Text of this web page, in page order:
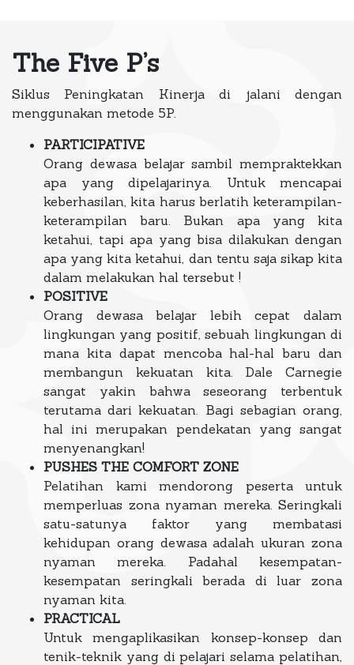
The Five P’s
Siklus Peningkatan Kinerja di jalani dengan
menggunakan metode 5P.
PARTICIPATIVE
Orang dewasa belajar sambil mempraktekkan
apa yang dipelajarinya. Untuk mencapai
keberhasilan, kita harus berlatih keterampilan-
keterampilan baru. Bukan apa yang kita
ketahui, tapi apa yang bisa dilakukan dengan
apa yang kita ketahui, dan tentu saja sikap kita
dalam melakukan hal tersebut !
POSITIVE
Orang dewasa belajar lebih cepat dalam
lingkungan yang positif, sebuah lingkungan di
mana kita dapat mencoba hal-hal baru dan
membangun kekuatan kita. Dale Carnegie
sangat yakin bahwa seseorang terbentuk
terutama dari kekuatan. Bagi sebagian orang,
hal ini merupakan pendekatan yang sangat
menyenangkan!
PUSHES THE COMFORT ZONE
Pelatihan kami mendorong peserta untuk
memperluas zona nyaman mereka. Seringkali
satu-satunya faktor yang membatasi
kehidupan orang dewasa adalah ukuran zona
nyaman mereka. Padahal kesempatan-
kesempatan seringkali berada di luar zona
nyaman kita.
PRACTICAL
Untuk mengaplikasikan konsep-konsep dan
tenik-teknik yang di pelajari selama pelatihan,